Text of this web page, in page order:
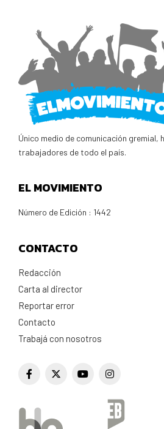
Único medio de comunicación gremial,
trabajadores de todo el país.
EL MOVIMIENTO
Número de Edición : 1442
CONTACTO
Redacción
Carta al director
Reportar error
Contacto
Trabajá con nosotros